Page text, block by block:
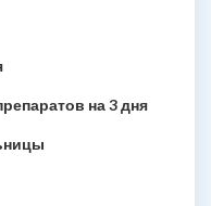
на 3 дня